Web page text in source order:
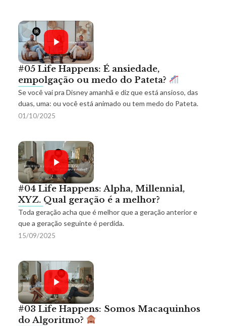
#05 Life Happens: É ansiedade,
empolgação ou medo do Pateta?
Se você vai pra Disney amanhã e diz que está ansioso, das
duas, uma: ou você está animado ou tem medo do Pateta.
01/10/2025
#04 Life Happens: Alpha, Millennial,
XYZ. Qual geração é a melhor?
Toda geração acha que é melhor que a geração anterior e
que a geração seguinte é perdida.
15/09/2025
#03 Life Happens: Somos Macaquinhos
do Algoritmo?